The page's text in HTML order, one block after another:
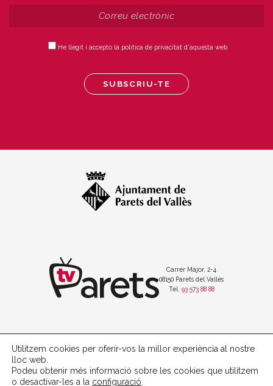
He llegit i accepto la política de privacitat d'aquesta web
Carrer Major, 2-4
08150 Parets del Vallès
Tel. 93 573 88 88
Política de protecció de dades
Política de cookies
Utilitzem cookies per oferir-vos la millor experiència al nostre
lloc web.
Podeu obtenir més informació sobre les cookies que utilitzem
o desactivar-les a la configuració